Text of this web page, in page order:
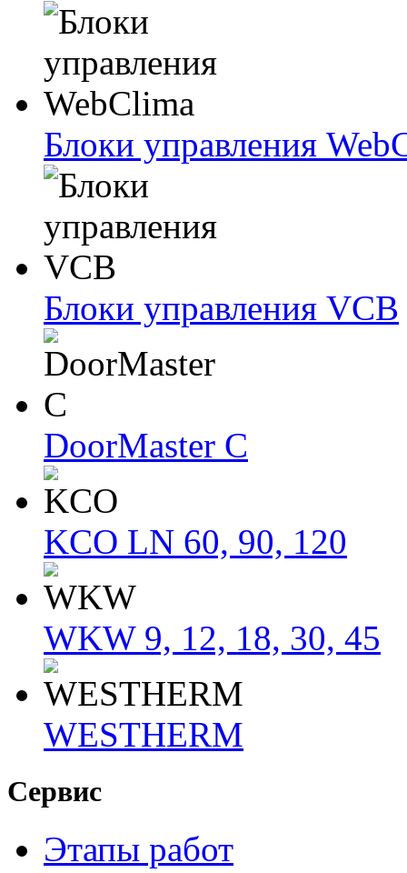
Блоки упрaвлeния
Блоки упрaвлeния VCB
DoorMaster C
KCO LN 60, 90, 120
WKW 9, 12, 18, 30, 45
WESTHERM
Сервис
Этапы работ